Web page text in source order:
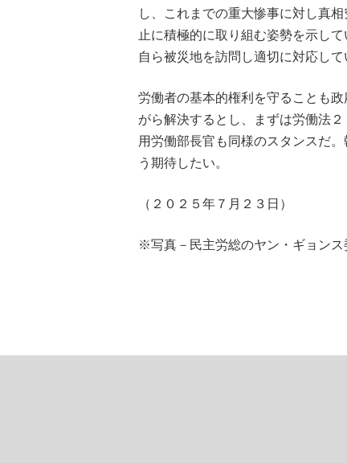
し、これまでの重大惨事に対し真
止に積極的に取り組む姿勢を示し
自ら被災地を訪問し適切に対応して
労働者の基本的権利を守ることも
がら解決するとし、まずは労働法
用労働部長官も同様のスタンスだ
う期待したい。
（２０２５年７月２３日）
※写真－民主労総のヤン・ギョンス